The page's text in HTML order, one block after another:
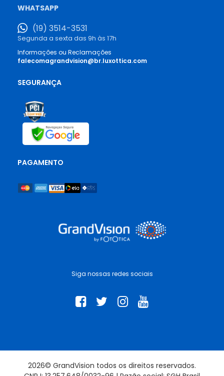
Siga nossas redes sociais
WHATSAPP
(19) 3514-3531
Segunda a sexta das 9h às 17h
Informações ou Reclamações
falecomagrandvision@br.luxottica.com
SEGURANÇA
PAGAMENTO
2026© GrandVision todos os direitos reservados.